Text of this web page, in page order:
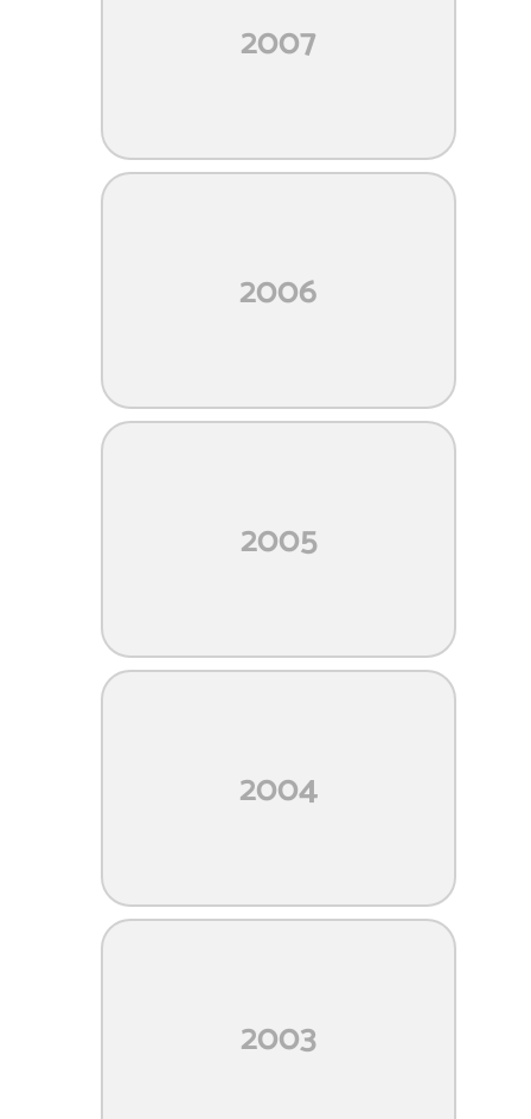
2007
2006
2005
2004
2003